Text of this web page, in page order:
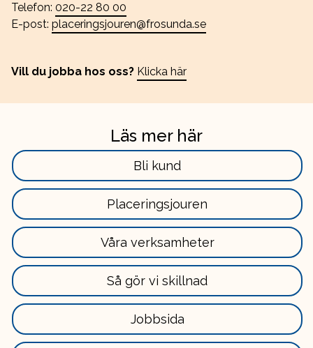
Telefon: 020-22 80 00
E-post: placeringsjouren@frosunda.se
Vill du jobba hos oss? Klicka här
Läs mer här
Läs
mer
här
Bli kund
Läs
mer
här
Placeringsjouren
Läs
mer
här
Våra verksamheter
Läs
mer
Så gör vi skillnad
Läs
mer
Jobbsida